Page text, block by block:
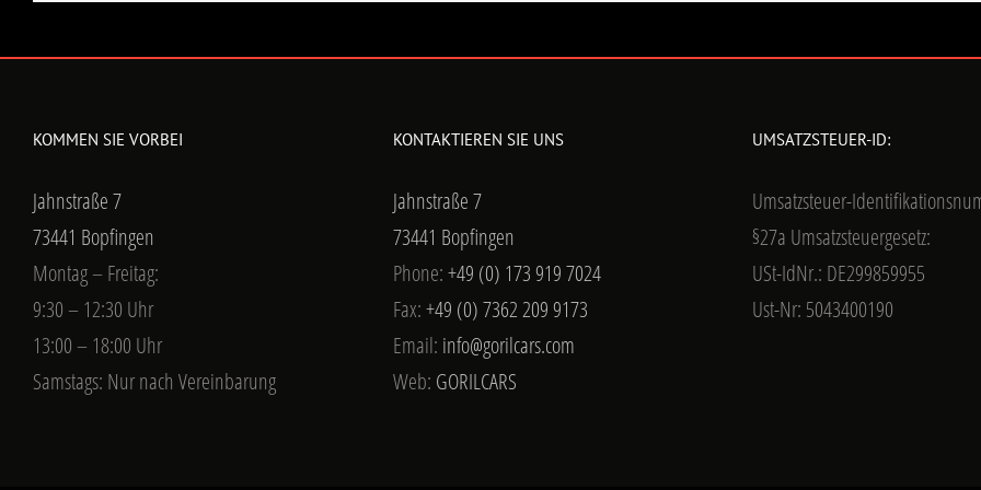
KOMMEN SIE VORBEI
Jahnstraße 7
73441 Bopfingen
Montag – Freitag:
9:30 – 12:30 Uhr
13:00 – 18:00 Uhr
Samstags: Nur nach Vereinbarung
KONTAKTIEREN SIE UNS
Jahnstraße 7
73441 Bopfingen
Phone:+49 (0) 173 919 7024
Fax:+49 (0) 7362 209 9173
Email: info@gorilcars.com
Web: GORILCARS
UMSATZSTEUER-ID:
Umsatzsteuer-
§27a Umsatzsteuergesetz:
USt-IdNr.: DE299859955
Ust-Nr: 5043400190